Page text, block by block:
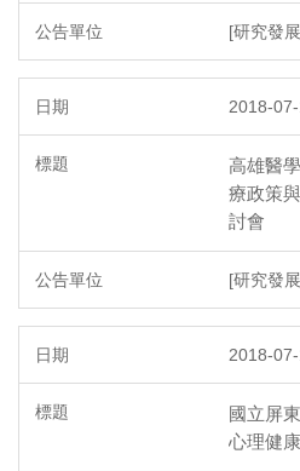
[研究發
2018-
高雄醫
療政策
討會
[研究發
2018-
國立屏
心理健